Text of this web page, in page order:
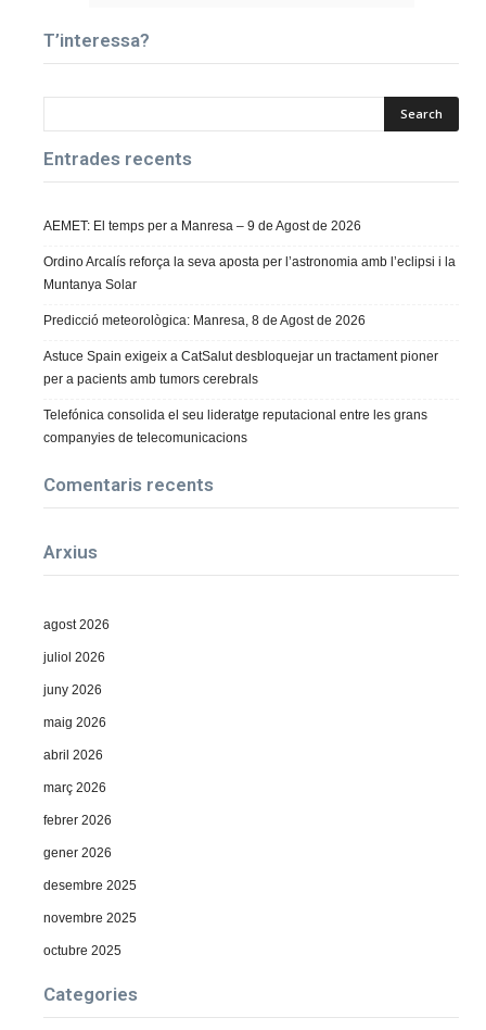
T’interessa?
Entrades recents
AEMET: El temps per a Manresa – 9 de Agost de 2026
Ordino Arcalís reforça la seva aposta per l’astronomia amb l’eclipsi i la
Muntanya Solar
Predicció meteorològica: Manresa, 8 de Agost de 2026
Astuce Spain exigeix a CatSalut desbloquejar un tractament pioner
per a pacients amb tumors cerebrals
Telefónica consolida el seu lideratge reputacional entre les grans
companyies de telecomunicacions
Comentaris recents
Arxius
agost 2026
juliol 2026
juny 2026
maig 2026
abril 2026
març 2026
febrer 2026
gener 2026
desembre 2025
novembre 2025
octubre 2025
Categories